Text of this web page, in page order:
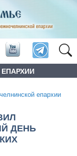
епархии
ДЕНЬ